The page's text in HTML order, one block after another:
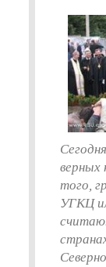
верных
того,
УГКЦ